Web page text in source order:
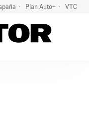
Plan Auto+ VTC